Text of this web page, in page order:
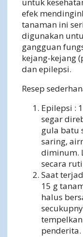
untuk
efek
tanaman ini
digunakan
gangguan
kejang-kejang
dan epilepsi.
Resep
Epilepsi :
segar
gula batu
saring,
diminum.
secara
Saat
15 g
halus
penderita.